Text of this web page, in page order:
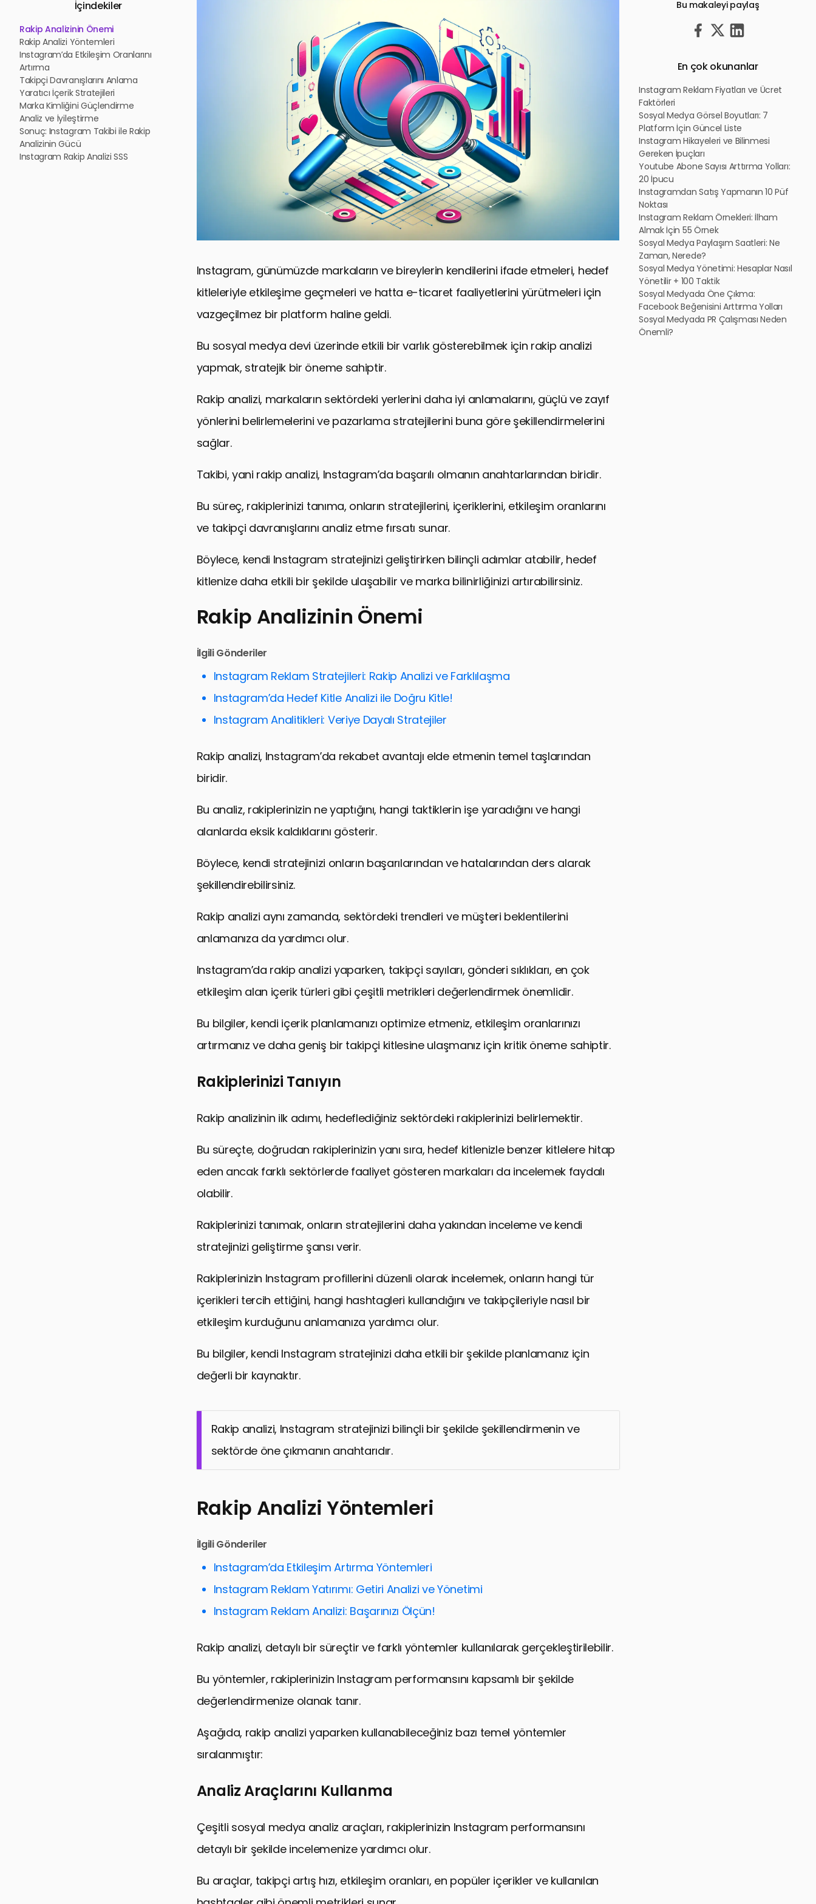
İçindekiler
Rakip Analizinin Önemi
Rakip Analizi Yöntemleri
Instagram’da Etkileşim Oranlarını
Artırma
Takipçi Davranışlarını Anlama
Yaratıcı İçerik Stratejileri
Marka Kimliğini Güçlendirme
Analiz ve İyileştirme
Sonuç: Instagram Takibi ile Rakip
Analizinin Gücü
Instagram Rakip Analizi SSS
Instagram, günümüzde markaların ve bireylerin kendilerini ifade etmeleri, hedef
kitleleriyle etkileşime geçmeleri ve hatta e-ticaret faaliyetlerini yürütmeleri için
vazgeçilmez bir platform haline geldi.
Bu sosyal medya devi üzerinde etkili bir varlık gösterebilmek için rakip analizi
yapmak, stratejik bir öneme sahiptir.
Rakip analizi, markaların sektördeki yerlerini daha iyi anlamalarını, güçlü ve zayıf
yönlerini belirlemelerini ve pazarlama stratejilerini buna göre şekillendirmelerini
sağlar.
Takibi, yani rakip analizi, Instagram’da başarılı olmanın anahtarlarından biridir.
Bu süreç, rakiplerinizi tanıma, onların stratejilerini, içeriklerini, etkileşim oranlarını
ve takipçi davranışlarını analiz etme fırsatı sunar.
Böylece, kendi Instagram stratejinizi geliştirirken bilinçli adımlar atabilir, hedef
kitlenize daha etkili bir şekilde ulaşabilir ve marka bilinirliğinizi artırabilirsiniz.
Rakip Analizinin Önemi
Rakip Analizi Yöntemleri
Instagram’da Etkileşim Oranlarını Artırma
Takipçi Davranışlarını Anlama
Marka Kimliğini Güçlendirme
Analiz ve İyileştirme
Sonuç: Instagram Takibi ile Rakip Analizinin Gücü
Instagram Rakip Analizi SSS
Rakip Analizinin Önemi
İlgili Gönderiler
Instagram Reklam Stratejileri: Rakip Analizi ve Farklılaşma
Instagram’da Hedef Kitle Analizi ile Doğru Kitle!
Instagram Analitikleri: Veriye Dayalı Stratejiler
Rakip analizi, Instagram’da rekabet avantajı elde etmenin temel taşlarından
biridir.
Bu analiz, rakiplerinizin ne yaptığını, hangi taktiklerin işe yaradığını ve hangi
alanlarda eksik kaldıklarını gösterir.
Böylece, kendi stratejinizi onların başarılarından ve hatalarından ders alarak
şekillendirebilirsiniz.
Rakip analizi aynı zamanda, sektördeki trendleri ve müşteri beklentilerini
anlamanıza da yardımcı olur.
Instagram’da rakip analizi yaparken, takipçi sayıları, gönderi sıklıkları, en çok
etkileşim alan içerik türleri gibi çeşitli metrikleri değerlendirmek önemlidir.
Bu bilgiler, kendi içerik planlamanızı optimize etmeniz, etkileşim oranlarınızı
artırmanız ve daha geniş bir takipçi kitlesine ulaşmanız için kritik öneme sahiptir.
Rakiplerinizi Tanıyın
Rakip analizinin ilk adımı, hedeflediğiniz sektördeki rakiplerinizi belirlemektir.
Bu süreçte, doğrudan rakiplerinizin yanı sıra, hedef kitlenizle benzer kitlelere hitap
eden ancak farklı sektörlerde faaliyet gösteren markaları da incelemek faydalı
olabilir.
Rakiplerinizi tanımak, onların stratejilerini daha yakından inceleme ve kendi
stratejinizi geliştirme şansı verir.
Rakiplerinizin Instagram profillerini düzenli olarak incelemek, onların hangi tür
içerikleri tercih ettiğini, hangi hashtagleri kullandığını ve takipçileriyle nasıl bir
etkileşim kurduğunu anlamanıza yardımcı olur.
Bu bilgiler, kendi Instagram stratejinizi daha etkili bir şekilde planlamanız için
değerli bir kaynaktır.
Rakip analizi, Instagram stratejinizi bilinçli bir şekilde şekillendirmenin ve
sektörde öne çıkmanın anahtarıdır.
Rakip Analizi Yöntemleri
İlgili Gönderiler
Instagram’da Etkileşim Artırma Yöntemleri
Instagram Reklam Yatırımı: Getiri Analizi ve Yönetimi
Instagram Reklam Analizi: Başarınızı Ölçün!
Rakip analizi, detaylı bir süreçtir ve farklı yöntemler kullanılarak gerçekleştirilebilir.
Bu yöntemler, rakiplerinizin Instagram performansını kapsamlı bir şekilde
değerlendirmenize olanak tanır.
Aşağıda, rakip analizi yaparken kullanabileceğiniz bazı temel yöntemler
sıralanmıştır:
Analiz Araçlarını Kullanma
Çeşitli sosyal medya analiz araçları, rakiplerinizin Instagram performansını
detaylı bir şekilde incelemenize yardımcı olur.
Bu araçlar, takipçi artış hızı, etkileşim oranları, en popüler içerikler ve kullanılan
Bu makaleyi paylaş
En çok okunanlar
Instagram Reklam Fiyatları ve Ücret
Faktörleri
Sosyal Medya Görsel Boyutları: 7
Platform İçin Güncel Liste
Instagram Hikayeleri ve Bilinmesi
Gereken İpuçları
Youtube Abone Sayısı Arttırma Yolları:
20 İpucu
Instagramdan Satış Yapmanın 10 Püf
Noktası
Instagram Reklam Örnekleri: İlham
Almak İçin 55 Örnek
Sosyal Medya Paylaşım Saatleri: Ne
Zaman, Nerede?
Sosyal Medya Yönetimi: Hesaplar Nasıl
Yönetilir + 100 Taktik
Sosyal Medyada Öne Çıkma:
Facebook Beğenisini Arttırma Yolları
Sosyal Medyada PR Çalışması Neden
Önemli?